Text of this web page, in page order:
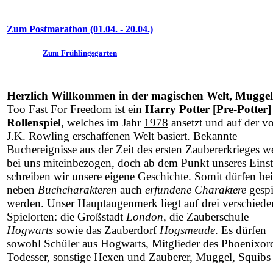
Zum Postmarathon (01.04. - 20.04.)
Zum Frühlingsgarten
Herzlich Willkommen in der magischen Welt, Muggel
Too Fast For Freedom ist ein Harry Potter [Pre-Potter]
Rollenspiel, welches im Jahr 1978 ansetzt und auf der
J.K. Rowling erschaffenen Welt basiert. Bekannte
Buchereignisse aus der Zeit des ersten Zaubererkrieges
bei uns miteinbezogen, doch ab dem Punkt unseres
schreiben wir unsere eigene Geschichte. Somit dürfen
neben Buchcharakteren auch erfundene Charaktere
werden. Unser Hauptaugenmerk liegt auf drei
Spielorten: die Großstadt London, die Zauberschule
Hogwarts sowie das Zauberdorf Hogsmeade. Es dürfen
sowohl Schüler aus Hogwarts, Mitglieder des
Todesser, sonstige Hexen und Zauberer, Muggel, Squibs